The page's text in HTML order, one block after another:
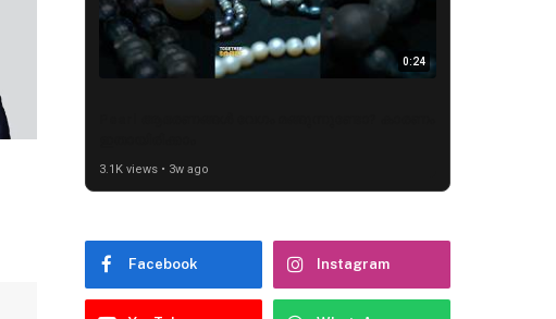
0:24
3.1K views • 3w ago
Facebook Instagram